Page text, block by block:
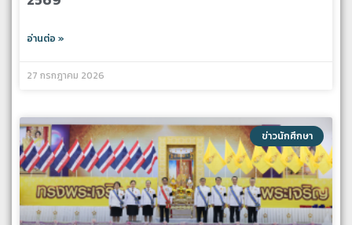
อ่านต่อ »
27 กรกฎาคม 2026
ข่าวนักศึกษา